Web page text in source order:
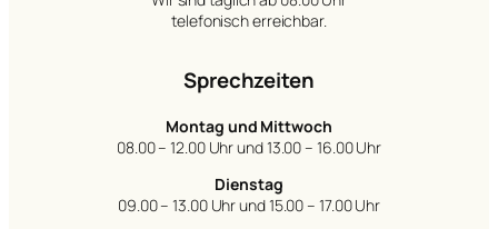
telefonisch erreichbar.
Sprechzeiten
Montag und Mittwoch
08.00 – 12.00 Uhr und 13.00 – 16.00 Uhr
Dienstag
09.00 – 13.00 Uhr und 15.00 – 17.00 Uhr